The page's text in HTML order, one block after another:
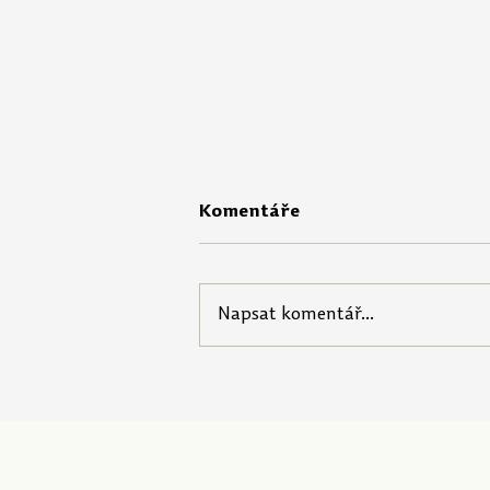
Komentáře
Napsat komentář...